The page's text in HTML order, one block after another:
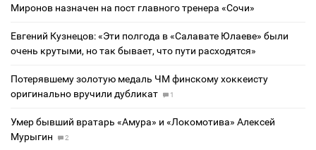
Миронов назначен на пост главного тренера «Сочи»
Евгений Кузнецов: «Эти полгода в «Салавате Юлаеве» были
очень крутыми, но так бывает, что пути расходятся»
Потерявшему золотую медаль ЧМ финскому хоккеисту
оригинально вручили дубликат
1
Умер бывший вратарь «Амура» и «Локомотива» Алексей
Мурыгин
2